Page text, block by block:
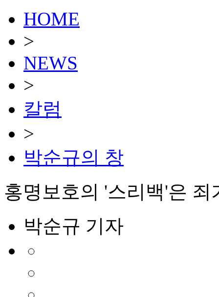
HOME
>
NEWS
>
칼럼
>
박순규의 창
홍명보호의 '스리백'은
박순규 기자